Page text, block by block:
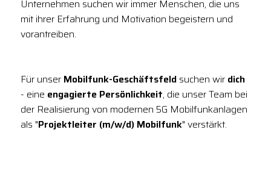
Unternehmen suchen wir immer Menschen, die uns
mit ihrer Erfahrung und Motivation begeistern und
vorantreiben.
Für unser Mobilfunk-Geschäftsfeld suchen wir dich
- eine engagierte Persönlichkeit, die unser Team bei
der Realisierung von modernen 5G Mobilfunkanlagen
als "Projektleiter (m/w/d) Mobilfunk" verstärkt.